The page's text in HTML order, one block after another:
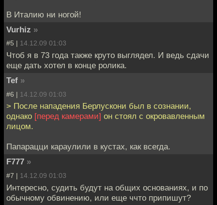
В Италию ни ногой!
Vurhiz »
#5 | 14.12.09 01:03
Чтоб я в 73 года также круто выглядел. И ведь сдачи
еще дать хотел в конце ролика.
Tef »
#6 | 14.12.09 01:03
> После нападения Берлускони был в сознании,
однако [перед камерами] он стоял с окровавленным
лицом.
Папарацци караулили в кустах, как всегда.
F777 »
#7 | 14.12.09 01:03
Интересно, судить будут на общих основаниях, и по
обычному обвинению, или еще ччто припишут?